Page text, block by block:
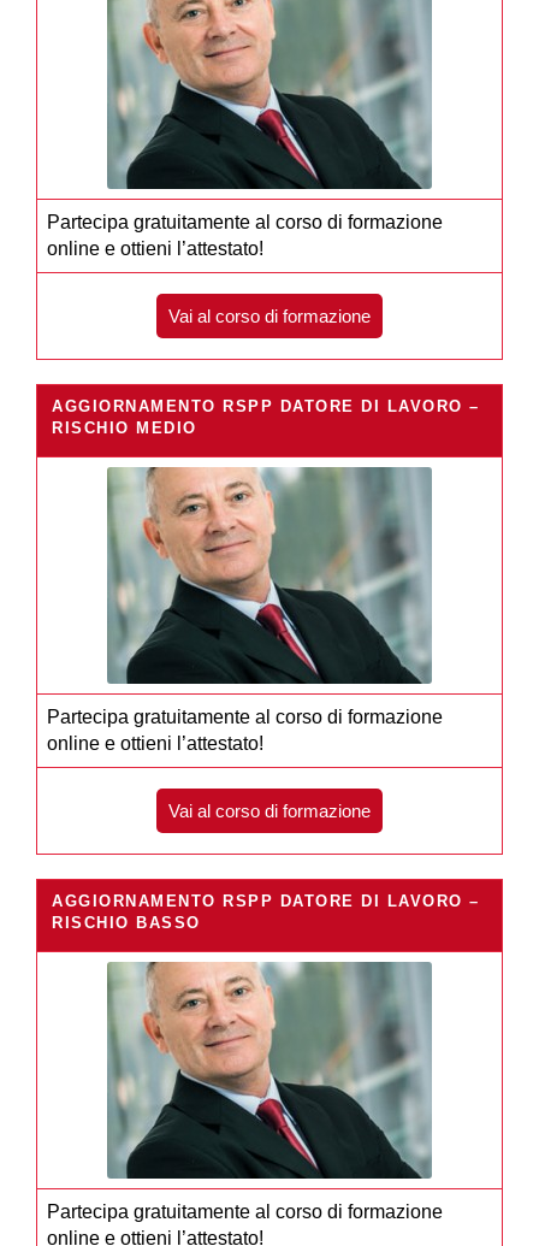
Partecipa gratuitamente al corso di formazione
online e ottieni l’attestato!
Vai al corso di formazione
AGGIORNAMENTO RSPP DATORE DI LAVORO –
RISCHIO MEDIO
Partecipa gratuitamente al corso di formazione
online e ottieni l’attestato!
Vai al corso di formazione
AGGIORNAMENTO RSPP DATORE DI LAVORO –
RISCHIO BASSO
Partecipa gratuitamente al corso di formazione
online e ottieni l’attestato!